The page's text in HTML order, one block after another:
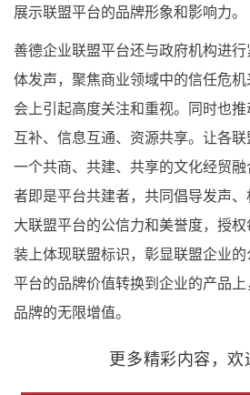
展示联盟平台的品牌形象和影响力。
善德企业联盟平台还与政府机构进
体发声，聚焦商业领域中的信任危
会上引起高度关注和重视。同时也
互补、信息互通、资源共享。让各
一个共商、共建、共享的文化经贸
者即是平台共建者，共同倡导发声
大联盟平台的公信力和美誉度，授
装上体现联盟标识，彰显联盟企业
平台的品牌价值转换到企业的产品
品牌的无限增值。
更多精彩内容，欢